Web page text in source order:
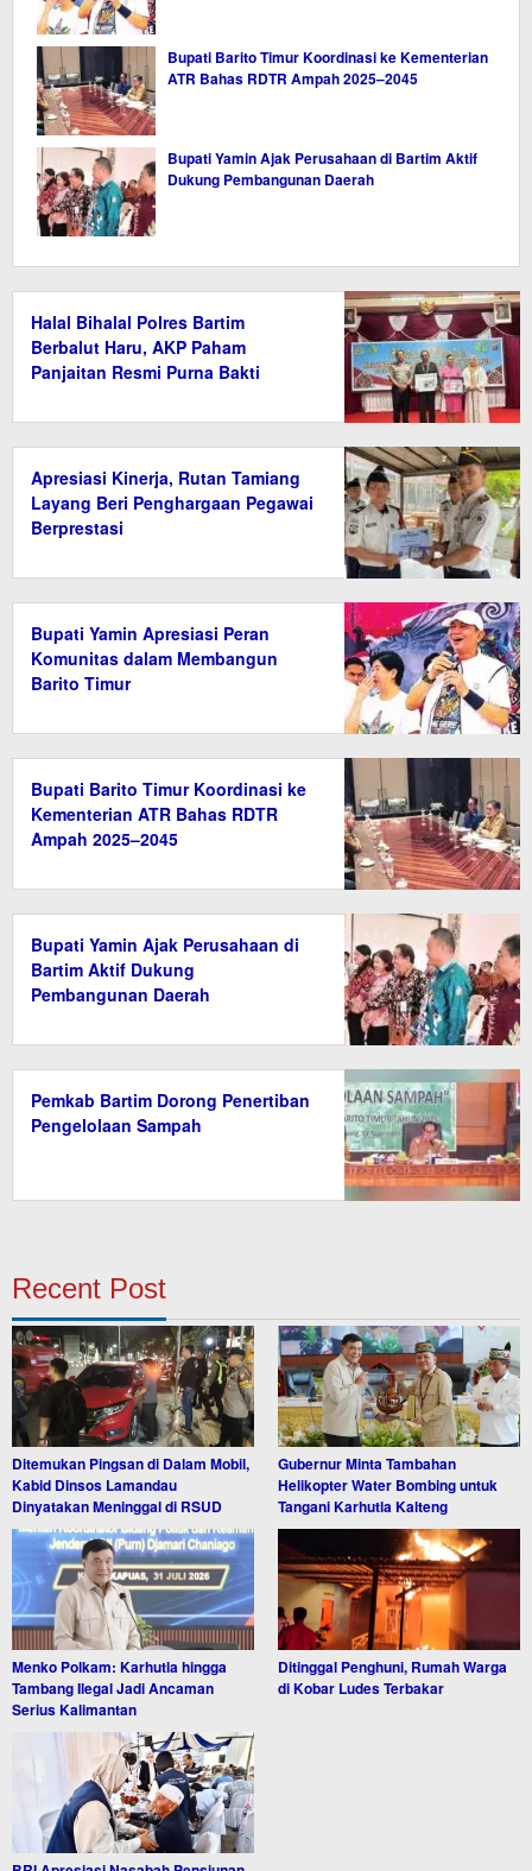
Bupati Barito Timur Koordinasi ke Kementerian
ATR Bahas RDTR Ampah 2025–2045
Bupati Yamin Ajak Perusahaan di Bartim Aktif
Dukung Pembangunan Daerah
Halal Bihalal Polres Bartim
Berbalut Haru, AKP Paham
Panjaitan Resmi Purna Bakti
Apresiasi Kinerja, Rutan Tamiang
Layang Beri Penghargaan Pegawai
Berprestasi
Bupati Yamin Apresiasi Peran
Komunitas dalam Membangun
Barito Timur
Bupati Barito Timur Koordinasi ke
Kementerian ATR Bahas RDTR
Ampah 2025–2045
Bupati Yamin Ajak Perusahaan di
Bartim Aktif Dukung
Pembangunan Daerah
Pemkab Bartim Dorong Penertiban
Pengelolaan Sampah
Recent Post
Ditemukan Pingsan di Dalam Mobil,
Kabid Dinsos Lamandau
Dinyatakan Meninggal di RSUD
Gubernur Minta Tambahan
Helikopter Water Bombing untuk
Tangani Karhutla Kalteng
Menko Polkam: Karhutla hingga
Tambang Ilegal Jadi Ancaman
Serius Kalimantan
Ditinggal Penghuni, Rumah Warga
di Kobar Ludes Terbakar